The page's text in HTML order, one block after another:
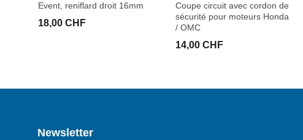
Event, reniflard droit 16mm
18,00 CHF
Coupe circuit avec cordon de
sécurité pour moteurs Honda
/ OMC
14,00 CHF
Newsletter